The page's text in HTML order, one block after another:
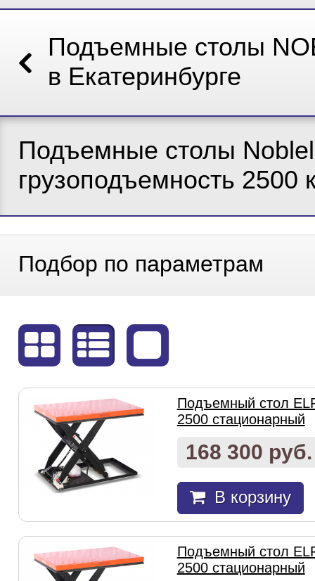
Подъемные столы
в Екатеринбурге
Подъемные столы
грузоподъемность 2500
Подбор по параметрам
Подъемный стол
2500 стационарный
168 300 руб.
В корзину
Подъемный стол
2500 стационарный